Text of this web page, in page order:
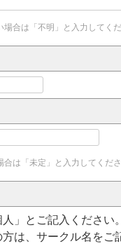
合は「不明」と入力してくだ
は「未定」と入力してくださ
」とご記入ください。
は、サークル名をご